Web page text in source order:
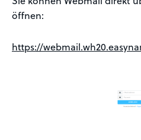
öffnen:
https://